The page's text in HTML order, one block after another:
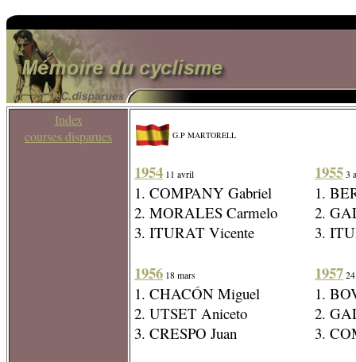
Index
courses disparues
G.P MARTORELL
1954 11 avril
1. COMPANY Gabriel
2. MORALES Carmelo
3. ITURAT Vicente
1956 18 mars
1. CHACÓN Miguel
2. UTSET Aniceto
3. CRESPO Juan
1955 3
1.
2.
3.
1957
1.
2.
3.